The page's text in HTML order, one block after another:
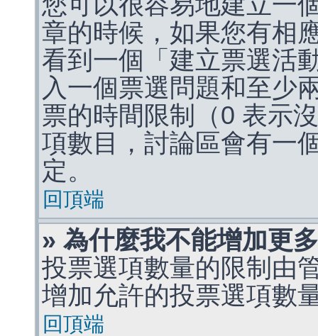
章的時候，如果您有相
看到一個「建立票選活
入一個票選問題和至少
票的時間限制（0 表示
項數目，討論區會有一
定。
回頂端
» 為什麼我不能增加更
投票選項數量的限制由
增加允許的投票選項數
回頂端